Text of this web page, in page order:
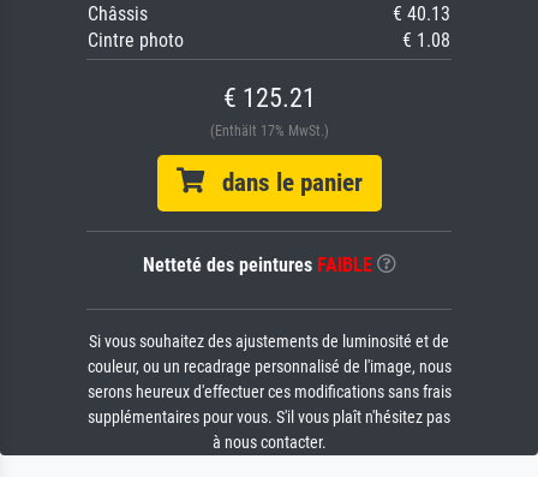
Châssis
€ 40.13
Cintre photo
€ 1.08
€ 125.21
(Enthält 17% MwSt.)
dans le panier
Netteté des peintures FAIBLE
Si vous souhaitez des ajustements de luminosité et de
couleur, ou un recadrage personnalisé de l'image, nous
serons heureux d'effectuer ces modifications sans frais
supplémentaires pour vous. S'il vous plaît n'hésitez pas
à nous contacter.